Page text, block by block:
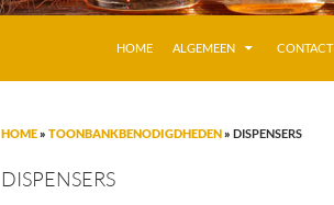
HOME
ALGEMEEN CONTACT
HOME» TOONBANKBENODIGDHEDEN» DISPENSERS
DISPENSERS